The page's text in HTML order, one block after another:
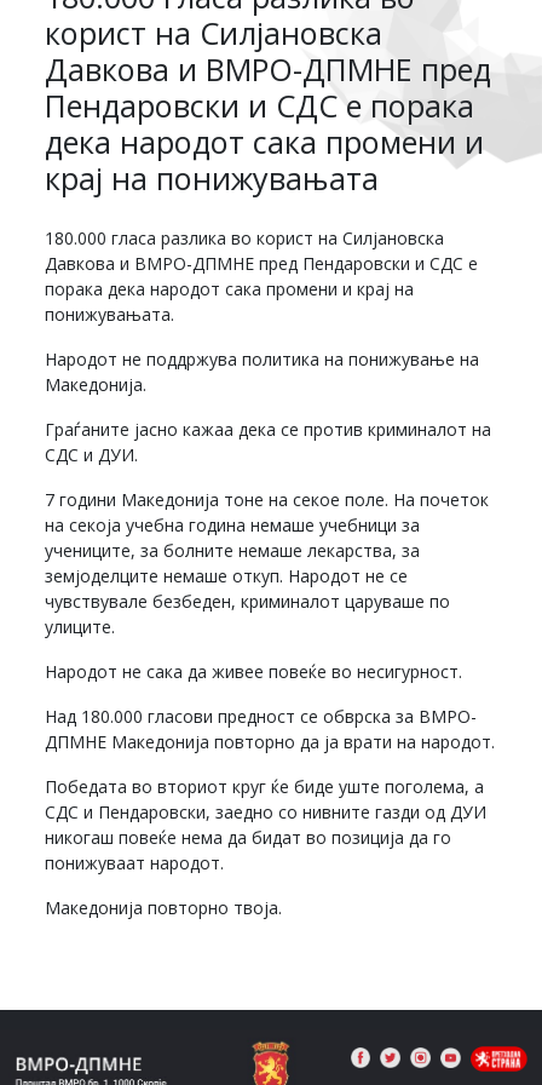
корист на Силјановска
Давкова и ВМРО-ДПМНЕ пред
Пендаровски и СДС е порака
дека народот сака промени и
крај на понижувањата
180.000 гласа разлика во корист на Силјановска
Давкова и ВМРО-ДПМНЕ пред Пендаровски и СДС е
порака дека народот сака промени и крај на
понижувањата.
Народот не поддржува политика на понижување на
Македонија.
Граѓаните јасно кажаа дека се против криминалот на
СДС и ДУИ.
7 години Македонија тоне на секое поле. На почеток
на секоја учебна година немаше учебници за
учениците, за болните немаше лекарства, за
земјоделците немаше откуп. Народот не се
чувствувале безбеден, криминалот царуваше по
улиците.
Народот не сака да живее повеќе во несигурност.
Над 180.000 гласови предност се обврска за ВМРО-
ДПМНЕ Македонија повторно да ја врати на народот.
Победата во вториот круг ќе биде уште поголема, а
СДС и Пендаровски, заедно со нивните газди од ДУИ
никогаш повеќе нема да бидат во позиција да го
понижуваат народот.
Македонија повторно твоја.